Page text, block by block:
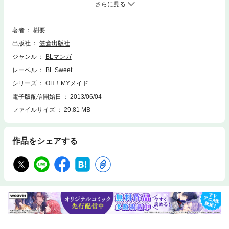
貴を避けるようになり……。表題作の”メイド”シリーズのほか、魔法使い
の青鷺と虎だった雪白の恋物語を描いたシリーズを収録。ポップ＆スイー
トＬＯＶＥが満載！
著者
樹要
出版社
笠倉出版社
ジャンル
BLマンガ
レーベル
BL Sweet
シリーズ
OH！MYメイド
電子版配信開始日
2013/06/04
ファイルサイズ
29.81 MB
作品をシェアする